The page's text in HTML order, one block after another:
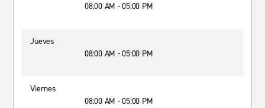
08:00 AM - 05:00 PM
Jueves
08:00 AM - 05:00 PM
Viernes
08:00 AM - 05:00 PM